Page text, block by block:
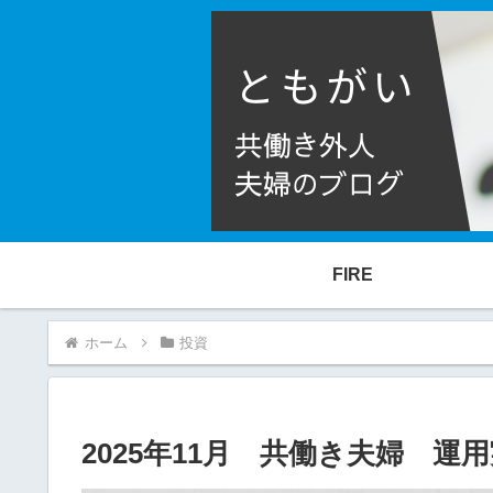
FIRE
ホーム 投資
2025年11月 共働き夫婦 運